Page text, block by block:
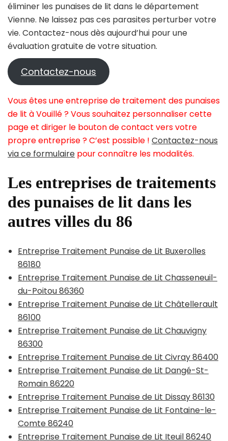
éliminer les punaises de lit dans le département
Vienne. Ne laissez pas ces parasites perturber votre
vie. Contactez-nous dès aujourd’hui pour une
évaluation gratuite de votre situation.
Contactez-nous
Vous êtes une entreprise de traitement des punaises
de lit à Vouillé ? Vous souhaitez personnaliser cette
page et diriger le bouton de contact vers votre
propre entreprise ? C’est possible ! Contactez-nous
via ce formulaire pour connaître les modalités.
Les entreprises de traitements
des punaises de lit dans les
autres villes du 86
Entreprise Traitement Punaise de Lit Buxerolles
86180
Entreprise Traitement Punaise de Lit Chasseneuil-
du-Poitou 86360
Entreprise Traitement Punaise de Lit Châtellerault
86100
Entreprise Traitement Punaise de Lit Chauvigny
86300
Entreprise Traitement Punaise de Lit Civray 86400
Entreprise Traitement Punaise de Lit Dangé-St-
Romain 86220
Entreprise Traitement Punaise de Lit Dissay 86130
Entreprise Traitement Punaise de Lit Fontaine-le-
Comte 86240
Entreprise Traitement Punaise de Lit Iteuil 86240